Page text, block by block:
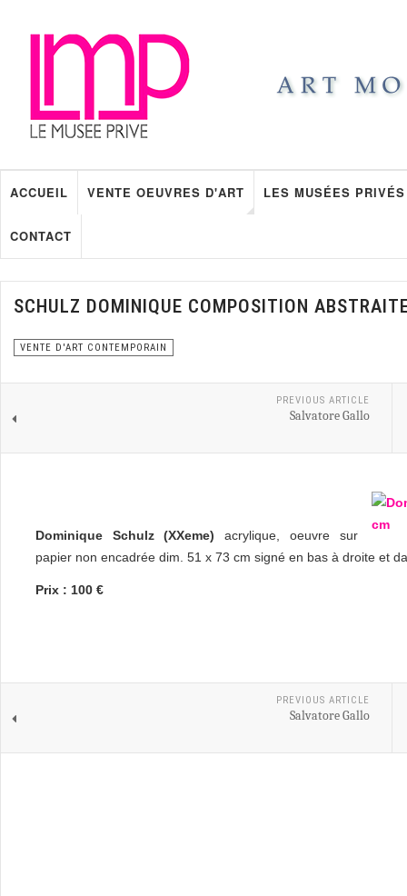
ACCUEIL VENTE OEUVRES D'ART LES MUSÉES PRIVÉS
CONTACT
SCHULZ DOMINIQUE COMPOSITION
VENTE D'ART CONTEMPORAIN
PREVIOUS ARTICLE
Salvatore Gallo
Dominique Schulz (XXeme) acrylique, oeuvre sur
papier non encadrée dim. 51 x 73 cm signé en bas à droite et
Prix : 100 €
PREVIOUS ARTICLE
Salvatore Gallo